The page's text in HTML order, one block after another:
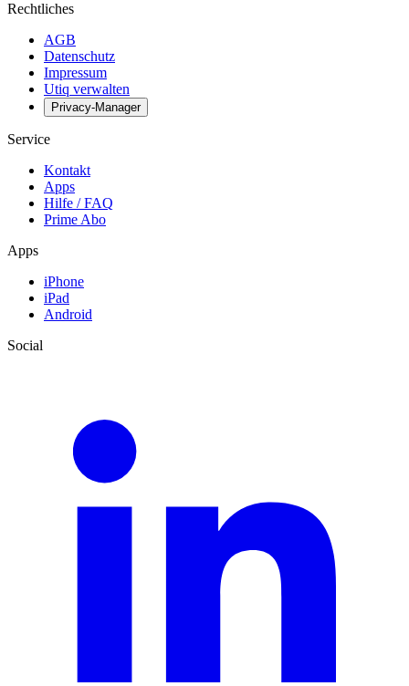
Rechtliches
AGB
Datenschutz
Impressum
Utiq verwalten
Privacy-Manager
Service
Kontakt
Apps
Hilfe / FAQ
Prime Abo
Apps
iPhone
iPad
Android
Social